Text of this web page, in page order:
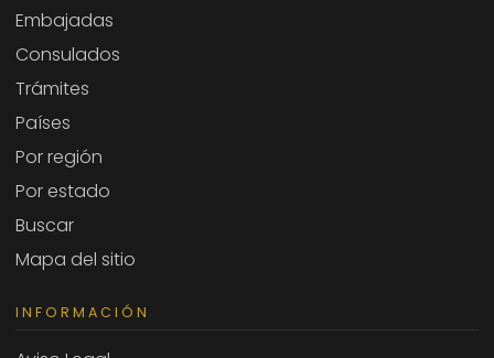
Embajadas
Consulados
Trámites
Países
Por región
Por estado
Buscar
Mapa del sitio
INFORMACIÓN